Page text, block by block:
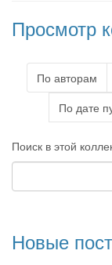
Просмотр
По авторам
По дате
Поиск в этой
Новые